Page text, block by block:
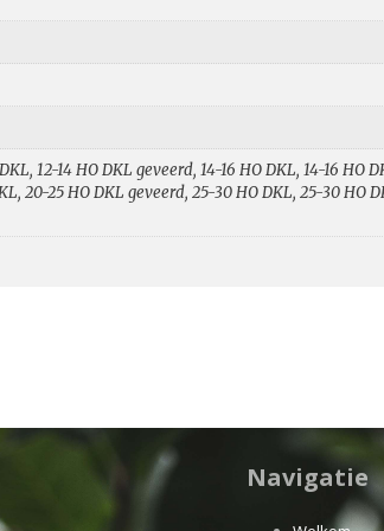
12-14 HO DKL geveerd, 14-16 HO DKL, 14-16 HO
20-25 HO DKL geveerd, 25-30 HO DKL, 25-30 HO
Navigatie